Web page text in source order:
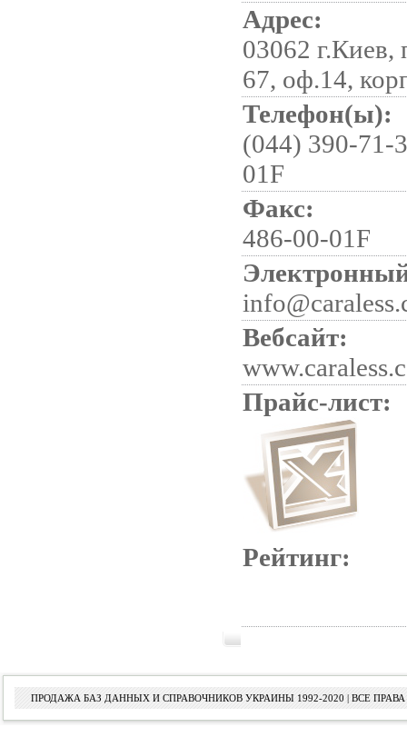
Адрес:
03062
67, оф.14,
Телефон(ы):
(044) 390-71-
01F
Факс:
486-00-01F
Вебсайт:
Прайс-лист:
Рейтинг:
ПРОДАЖА БАЗ ДАННЫХ И СПРАВОЧНИКОВ УКРАИНЫ 1992-2020 | ВСЕ